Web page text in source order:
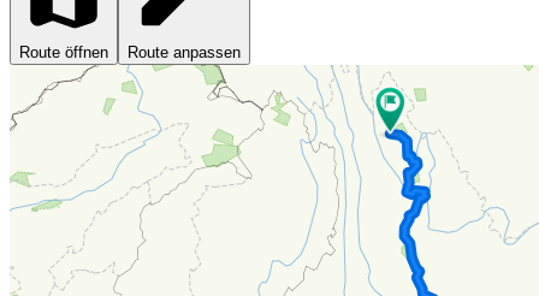
Route öffnen Route anpassen